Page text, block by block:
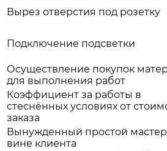
Вырез отверстия под розетку
Подключение подсветки
Осуществление покупок
для выполнения работ
Коэффициент за работы в
стеснённых условиях от
заказа
Вынужденный простой
вине клиента